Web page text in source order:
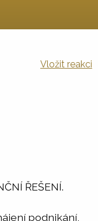
Vložit reakci
ŘEŠENÍ.
podnikání,